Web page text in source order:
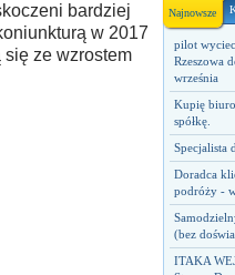
Najnowsze
pilot
Rzeszowa
września
Kupię
spółkę.
Specjalista
Doradca
podróży -
(bez
ITAKA
bardziej
w 2017
się ze wzrostem